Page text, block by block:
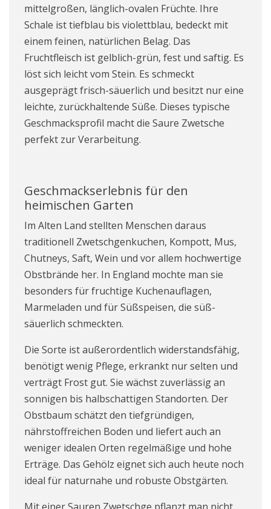
mittelgroßen, länglich-ovalen Früchte. Ihre
Schale ist tiefblau bis violettblau, bedeckt mit
einem feinen, natürlichen Belag. Das
Fruchtfleisch ist gelblich-grün, fest und saftig. Es
löst sich leicht vom Stein. Es schmeckt
ausgeprägt frisch-säuerlich und besitzt nur eine
leichte, zurückhaltende Süße. Dieses typische
Geschmacksprofil macht die Saure Zwetsche
perfekt zur Verarbeitung.
Geschmackserlebnis für den
heimischen Garten
Im Alten Land stellten Menschen daraus
traditionell Zwetschgenkuchen, Kompott, Mus,
Chutneys, Saft, Wein und vor allem hochwertige
Obstbrände her. In England mochte man sie
besonders für fruchtige Kuchenauflagen,
Marmeladen und für Süßspeisen, die süß-
säuerlich schmeckten.
Die Sorte ist außerordentlich widerstandsfähig,
benötigt wenig Pflege, erkrankt nur selten und
verträgt Frost gut. Sie wächst zuverlässig an
sonnigen bis halbschattigen Standorten. Der
Obstbaum schätzt den tiefgründigen,
nährstoffreichen Boden und liefert auch an
weniger idealen Orten regelmäßige und hohe
Erträge. Das Gehölz eignet sich auch heute noch
ideal für naturnahe und robuste Obstgärten.